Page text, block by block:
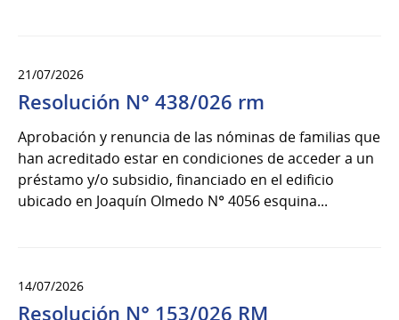
21/07/2026
Resolución N° 438/026 rm
Aprobación y renuncia de las nóminas de familias que
han acreditado estar en condiciones de acceder a un
préstamo y/o subsidio, financiado en el edificio
ubicado en Joaquín Olmedo N° 4056 esquina...
14/07/2026
Resolución N° 153/026 RM